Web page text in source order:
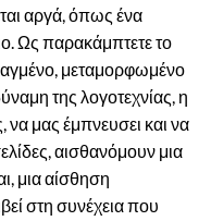
αργά, όπως ένα
Ως παρακάμπτετε το
μεταμορφωμένο
της λογοτεχνίας, η
να μας έμπνευσει και να
αισθανόμουν μια
μια αίσθηση
στη συνέχεια που